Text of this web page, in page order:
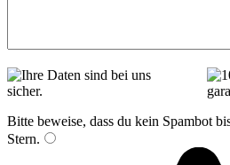
Bitte beweise, dass du kein Spambot
Stern.